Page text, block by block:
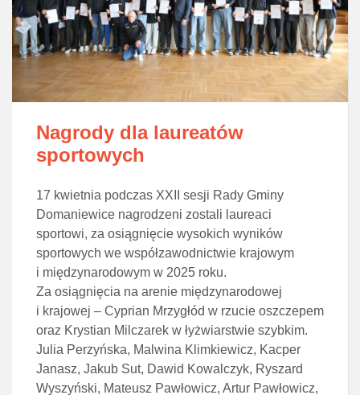
Nagrody dla laureatów
sportowych
17 kwietnia podczas XXII sesji Rady Gminy
Domaniewice nagrodzeni zostali laureaci
sportowi, za osiągnięcie wysokich wyników
sportowych we współzawodnictwie krajowym
i międzynarodowym w 2025 roku.
Za osiągnięcia na arenie międzynarodowej
i krajowej – Cyprian Mrzygłód w rzucie oszczepem
oraz Krystian Milczarek w łyżwiarstwie szybkim.
Julia Perzyńska, Malwina Klimkiewicz, Kacper
Janasz, Jakub Sut, Dawid Kowalczyk, Ryszard
Wyszyński, Mateusz Pawłowicz, Artur Pawłowicz,